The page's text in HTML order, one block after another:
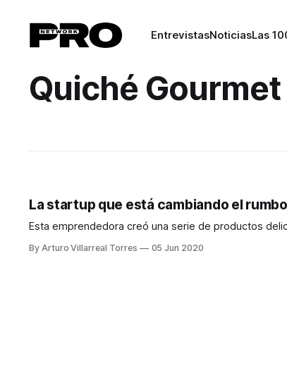
EntrevistasNoticiasLas
Quiché Gourmet
La startup que está cambiando el
Esta emprendedora creó una serie de productos
By Arturo Villarreal Torres 05 Jun 2020